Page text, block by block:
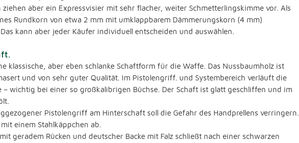
ziehen aber ein Expressvisier mit sehr flacher, weiter Schmetterlingskimme vor. Als
Rundkorn von etwa 2 mm mit umklappbarem Dämmerungskorn (4 mm)
kann aber jeder Käufer individuell entscheiden und auswählen.
klassische, aber eben schlanke Schaftform für die Waffe. Das Nussbaumholz ist
und von sehr guter Qualität. Im Pistolengriff. und Systembereich verläuft die
– wichtig bei einer so großkalibrigen Büchse. Der Schaft ist glatt geschliffen und im
Pistolengriff am Hinterschaft soll die Gefahr des Handprellens verringern.
einem Stahlkäppchen ab.
geradem Rücken und deutscher Backe mit Falz schließt nach einer schwarzen